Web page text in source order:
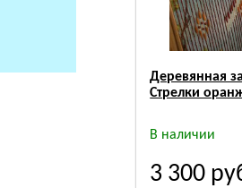
Деревянная
Стрелки
В наличии
3 300